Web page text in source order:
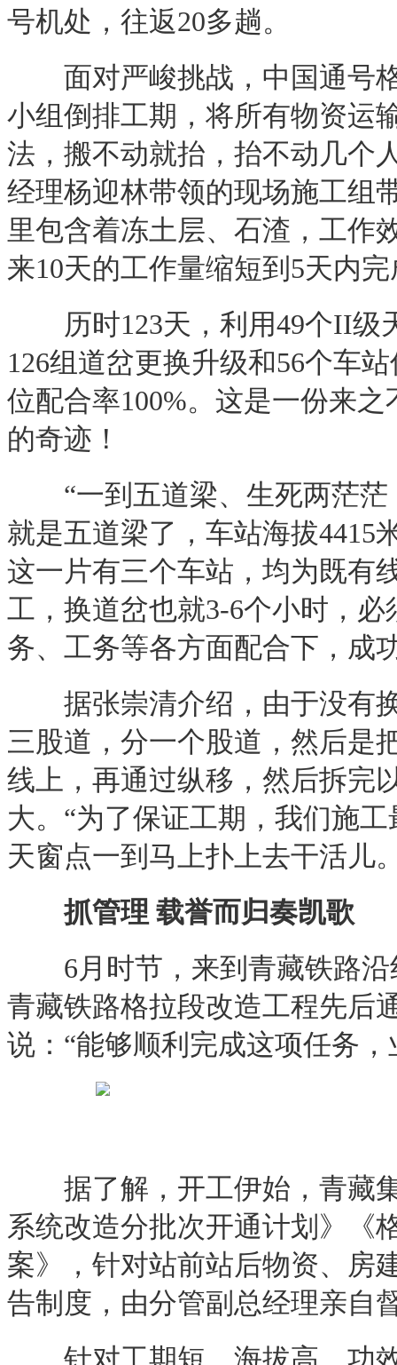
号机处，往返20多趟。
面对严峻挑战，中国通号格
小组倒排工期，将所有物资运
法，搬不动就抬，抬不动几个
经理杨迎林带领的现场施工组
里包含着冻土层、石渣，工作
来10天的工作量缩短到5天内
历时123天，利用49个II级
126组道岔更换升级和56个车
位配合率100%。这是一份来
的奇迹！
“一到五道梁、生死两茫茫
就是五道梁了，车站海拔4415
这一片有三个车站，均为既有
工，换道岔也就3-6个小时，
务、工务等各方面配合下，成
据张崇清介绍，由于没有换
三股道，分一个股道，然后是
线上，再通过纵移，然后拆完
大。“为了保证工期，我们施
天窗点一到马上扑上去干活儿
抓管理 载誉而归奏凯歌
6月时节，来到青藏铁路沿
青藏铁路格拉段改造工程先后
说：“能够顺利完成这项任务
据了解，开工伊始，青藏集
系统改造分批次开通计划》《
案》，针对站前站后物资、房
告制度，由分管副总经理亲自